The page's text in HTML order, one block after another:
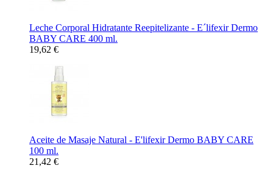
Leche Corporal Hidratante Reepitelizante - E´lifexir Dermo
BABY CARE 400 ml.
19,62 €
Aceite de Masaje Natural - E'lifexir Dermo BABY CARE
100 ml.
21,42 €